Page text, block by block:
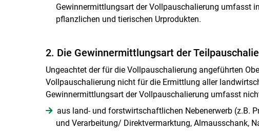
Gewinnermittlungsart der Vollpauschalierung umfasst
pflanzlichen und tierischen Urprodukten.
2. Die Gewinnermittlungsart der
Ungeachtet der für die Vollpauschalierung angeführten
Vollpauschalierung nicht für die Ermittlung aller
Gewinnermittlungsart der Vollpauschalierung umfasst
aus land- und forstwirtschaftlichen Nebenerwerb (z.B.
und Verarbeitung/ Direktvermarktung, Almausschank,